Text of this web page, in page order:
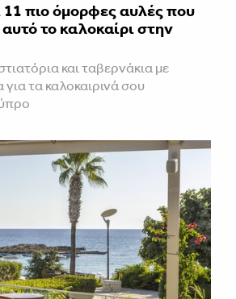
πιο όμορφες αυλές που
το καλοκαίρι στην
και ταβερνάκια με
τα καλοκαιρινά σου